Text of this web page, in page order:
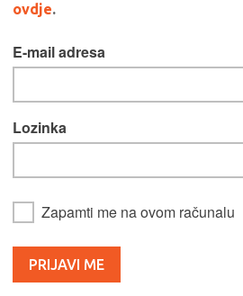
ovdje.
E-mail adresa
Lozinka
Zapamti me na ovom računalu